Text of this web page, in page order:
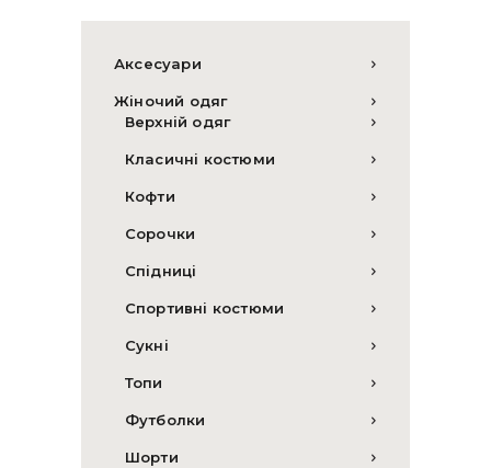
Аксесуари
Жіночий одяг
Верхній одяг
Класичні костюми
Кофти
Сорочки
Спідниці
Спортивні костюми
Сукні
Топи
Футболки
Шорти